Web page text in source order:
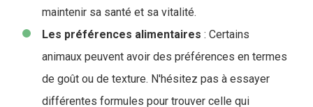
maintenir sa santé et sa vitalité.
Les préférences alimentaires : Certains
animaux peuvent avoir des préférences en termes
de goût ou de texture. N'hésitez pas à essayer
différentes formules pour trouver celle qui